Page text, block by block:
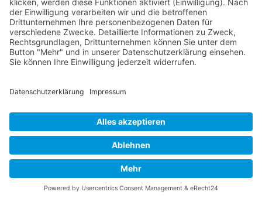
P-51 Mustang
INFO
Über diese B-17 Webseite
Impressum
Links
UNTERSTÜTZEN